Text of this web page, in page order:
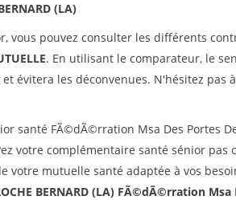
(LA)
vous pouvez consulter les différents
. En utilisant le comparateur, le
évitera les déconvenues. N'hésitez pas
santé FÃ©dÃ©rration Msa Des Portes
votre complémentaire santé sénior pas
votre mutuelle santé adaptée à vos
BERNARD (LA) FÃ©dÃ©rration Msa